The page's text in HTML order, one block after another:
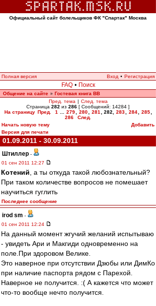
Официальный сайт болельщиков ФК "Спартак" Москва
Полная версия Вход • Регистрация
FAQ • Поиск
Общение на сайте » Гостевая книга ВВ
Пред. тема | След. тема
Страница 282 из 286 [ Сообщений: 14284 ]
На страницу Пред. 1 279 280 281 282 283 284 285
286
След.
Начать новую тему
Добавить
Версия для печати
01.09.2011 - 30.09.2011
Штиллер -
01 сен 2011 12:27
Котений , а ты откуда такой любознательный?
При таком количестве вопросов не помешает
научиться гуглить
Последнее сообщение
irod sm -
01 сен 2011 12:24
На данный момент жгучий желаний испытываю
- увидеть Ари и Макгиди одновременно на
поле.При здоровом Велике.
Это наверное при отсутствии Дзюбы или ДимКо
при наличие паспорта рядом с Парехой.
Наверное не получится. :( А кажется что может
что-то вообще нечто получится.